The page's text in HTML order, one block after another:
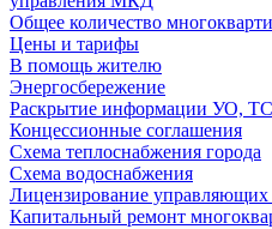
Общее количество
Цены и тарифы
В помощь жителю
Энергосбережение
Раскрытие информации УО,
Концессионные соглашения
Схема теплоснабжения города
Схема водоснабжения
Лицензирование управляющих
Капитальный ремонт